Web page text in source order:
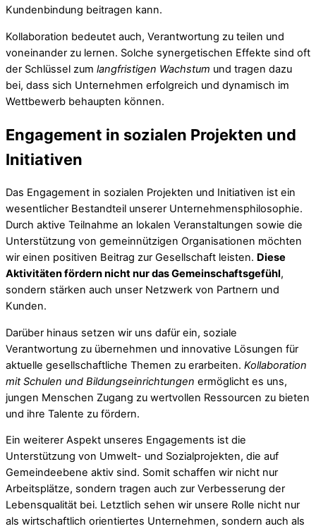
Kundenbindung beitragen kann.
Kollaboration bedeutet auch, Verantwortung zu teilen und
voneinander zu lernen. Solche synergetischen Effekte sind oft
der Schlüssel zum langfristigen Wachstum und tragen dazu
bei, dass sich Unternehmen erfolgreich und dynamisch im
Wettbewerb behaupten können.
Engagement in sozialen Projekten und
Initiativen
Das Engagement in sozialen Projekten und Initiativen ist ein
wesentlicher Bestandteil unserer Unternehmensphilosophie.
Durch aktive Teilnahme an lokalen Veranstaltungen sowie die
Unterstützung von gemeinnützigen Organisationen möchten
wir einen positiven Beitrag zur Gesellschaft leisten. Diese
Aktivitäten fördern nicht nur das Gemeinschaftsgefühl,
sondern stärken auch unser Netzwerk von Partnern und
Kunden.
Darüber hinaus setzen wir uns dafür ein, soziale
Verantwortung zu übernehmen und innovative Lösungen für
aktuelle gesellschaftliche Themen zu erarbeiten. Kollaboration
mit Schulen und Bildungseinrichtungen ermöglicht es uns,
jungen Menschen Zugang zu wertvollen Ressourcen zu bieten
und ihre Talente zu fördern.
Ein weiterer Aspekt unseres Engagements ist die
Unterstützung von Umwelt- und Sozialprojekten, die auf
Gemeindeebene aktiv sind. Somit schaffen wir nicht nur
Arbeitsplätze, sondern tragen auch zur Verbesserung der
Lebensqualität bei. Letztlich sehen wir unsere Rolle nicht nur
als wirtschaftlich orientiertes Unternehmen, sondern auch als